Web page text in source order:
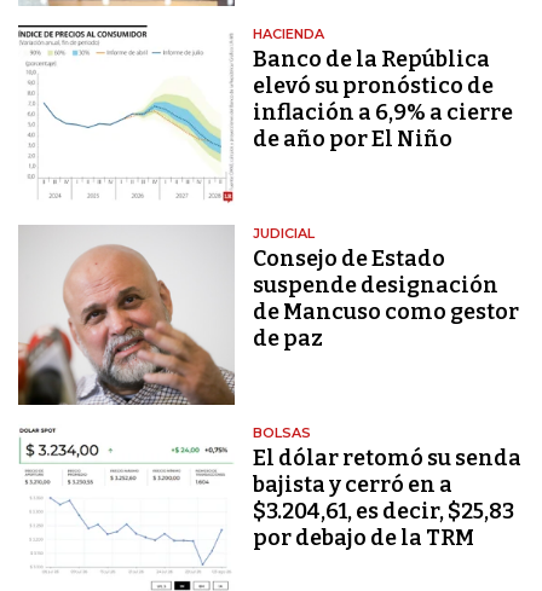
HACIENDA
Banco de la República
elevó su pronóstico de
inflación a 6,9% a cierre
de año por El Niño
JUDICIAL
Consejo de Estado
suspende designación
de Mancuso como gestor
de paz
BOLSAS
El dólar retomó su senda
bajista y cerró en a
$3.204,61, es decir, $25,83
por debajo de la TRM